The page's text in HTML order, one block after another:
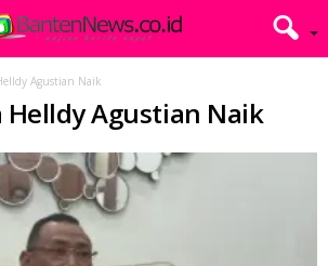
Agustian Naik
Helldy Agustian Naik